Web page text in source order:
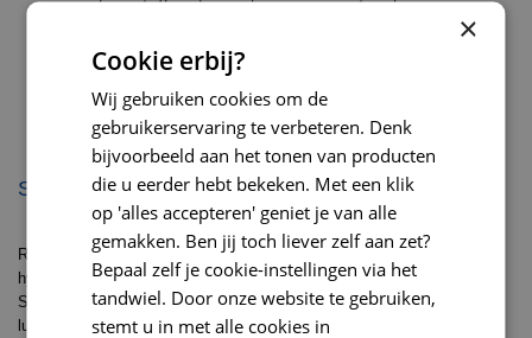
voedingsstoffen dragen bij aan een optimale
Ter bescherming van gezonde cellen en weefsels:
behouden.
SAMENSTELLING
Rijst, hydrolysaat van geïsoleerd soja-eiwit, dierlijke vetten, mineralen,
hydrolysaat van gevogeltelever, bietenpulp, sojaolie, Fructo-Oligo-
Sacchariden, visolie, bernagieolie, tagetes (Afrikaan) extract (bron van
luteïne)
×
Cookie erbij?
Wij gebruiken cookies om de
gebruikerservaring te verbeteren. Denk
bijvoorbeeld aan het tonen van producten
die u eerder hebt bekeken. Met een klik
op 'alles accepteren' geniet je van alle
gemakken. Ben jij toch liever zelf aan zet?
Bepaal zelf je cookie-instellingen via het
tandwiel. Door onze website te gebruiken,
stemt u in met alle cookies in